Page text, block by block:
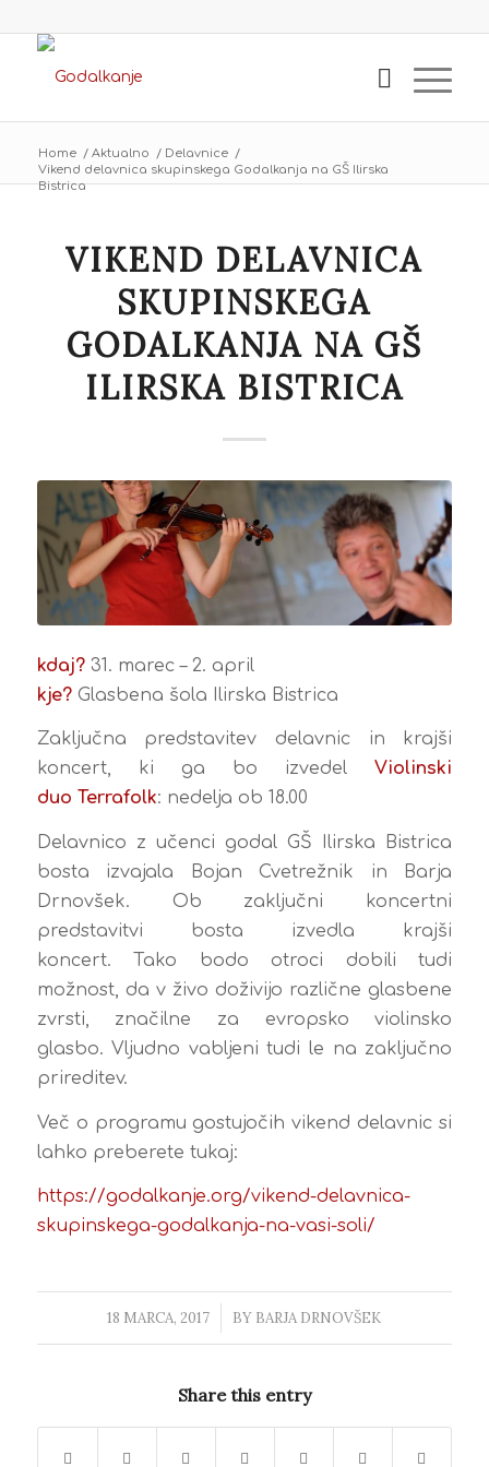
Home / Aktualno / Delavnice /
Vikend delavnica skupinskega Godalkanja na GŠ Ilirska
Bistrica
VIKEND DELAVNICA
SKUPINSKEGA
GODALKANJA NA GŠ
ILIRSKA BISTRICA
kdaj?31. marec – 2. april
kje?Glasbena šola Ilirska Bistrica
Zaključna predstavitev delavnic in krajši
koncert, ki ga bo izvedel Violinski
duo Terrafolk: nedelja ob 18.00
Delavnico z učenci godal GŠ Ilirska Bistrica
bosta izvajala Bojan Cvetrežnik in Barja
Drnovšek. Ob zaključni koncertni
predstavitvi bosta izvedla krajši
koncert. Tako bodo otroci dobili tudi
možnost, da v živo doživijo različne glasbene
zvrsti, značilne za evropsko violinsko
glasbo. Vljudno vabljeni tudi le na zaključno
prireditev.
Več o programu gostujočih vikend delavnic si
lahko preberete tukaj:
https://godalkanje.org/vikend-delavnica-
skupinskega-godalkanja-na-vasi-soli/
18 MARCA, 2017
/ BY BARJA DRNOVŠEK
Share this entry